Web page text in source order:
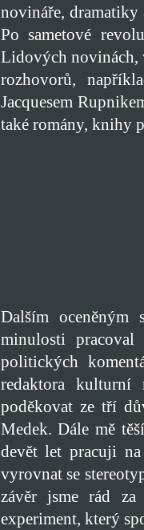
novináře, dramatiky
Po sametové
Lidových novinách,
rozhovorů,
Jacquesem
také romány, knihy
Dalším
minulosti
politických
redaktora kulturní
poděkovat ze tří
Medek. Dále mě
devět let pracuji
vyrovnat se
závěr jsme rád
experiment, který